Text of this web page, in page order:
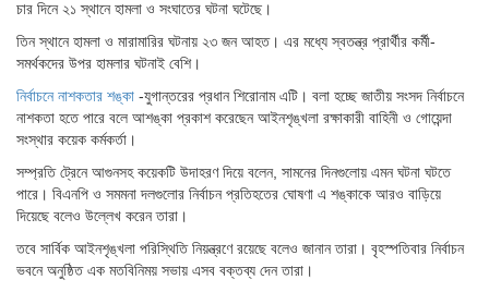
চার দিনে ২১ স্থানে হামলা ও সংঘাতের ঘটনা ঘটেছে।
তিন স্থানে হামলা ও মারামারির ঘটনায় ২৩ জন আহত। এর মধ্যে স্বতন্ত্র প্রার্থীর কর্মী-
সমর্থকদের উপর হামলার ঘটনাই বেশি।
নির্বাচনে নাশকতার শঙ্কা -যুগান্তরের প্রধান শিরোনাম এটি। বলা হচ্ছে জাতীয় সংসদ নির্বাচনে
নাশকতা হতে পারে বলে আশঙ্কা প্রকাশ করেছেন আইনশৃঙ্খলা রক্ষাকারী বাহিনী ও গোয়েন্দা
সংস্থার কয়েক কর্মকর্তা।
সম্প্রতি ট্রেনে আগুনসহ কয়েকটি উদাহরণ দিয়ে বলেন, সামনের দিনগুলোয় এমন ঘটনা ঘটতে
পারে। বিএনপি ও সমমনা দলগুলোর নির্বাচন প্রতিহতের ঘোষণা এ শঙ্কাকে আরও বাড়িয়ে
দিয়েছে বলেও উল্লেখ করেন তারা।
তবে সার্বিক আইনশৃঙ্খলা পরিস্থিতি নিয়ন্ত্রণে রয়েছে বলেও জানান তারা। বৃহস্পতিবার নির্বাচন
ভবনে অনুষ্ঠিত এক মতবিনিময় সভায় এসব বক্তব্য দেন তারা।